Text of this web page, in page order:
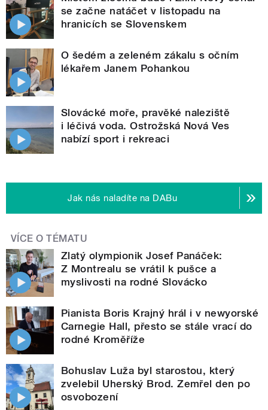
se začne natáčet v listopadu na
hranicích se Slovenskem
O šedém a zeleném zákalu s očním
lékařem Janem Pohankou
Slovácké moře, pravěké naleziště
i léčivá voda. Ostrožská Nová Ves
nabízí sport i rekreaci
Jak nás naladíte na DABu
VÍCE O TÉMATU
Zlatý olympionik Josef Panáček:
Z Montrealu se vrátil k pušce a
myslivosti na rodné Slovácko
Pianista Boris Krajný hrál i v newyorské
Carnegie Hall, přesto se stále vrací do
rodné Kroměříže
Bohuslav Luža byl starostou, který
zvelebil Uherský Brod. Zemřel den po
osvobození